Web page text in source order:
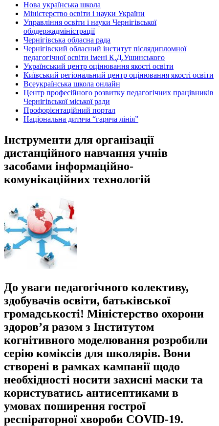
Нова українська школа
Міністерство освіти і науки України
Управління освіти і науки Чернігівської
облдержадміністрації
Чернігівська обласна рада
Чернігівский обласний інститут післядипломної
педагогічної освіти імені К.Д.Ушинського
Український центр оцінювання якості освіти
Київський регіональний центр оцінювання якості освіти
Всеукраїнська школа онлайн
Центр професійного розвитку педагогічних працівників
Чернігівської міської ради
Профорієнтаційний портал
Національна дитяча “гаряча лінія”
Інструменти для організації
дистанційного навчання учнів
засобами інформаційно-
комунікаційних технологій
До уваги педагогічного колективу,
здобувачів освіти, батьківської
громадськості! Міністерство охорони
здоров’я разом з Інститутом
когнітивного моделювання розробили
серію коміксів для школярів. Вони
створені в рамках кампанії щодо
необхідності носити захисні маски та
користуватись антисептиками в
умовах поширення гострої
респіраторної хвороби COVID-19.